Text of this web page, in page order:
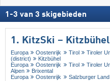
1 -3 van 3 skigebieden
1. KitzSki –
Europa Oostenrijk Tirol Tiroler
(district)
Kitzbühel
Europa
Oostenrijk Tirol Tiroler
Alpen
Brixental
Europa
Oostenrijk Salzburger Land